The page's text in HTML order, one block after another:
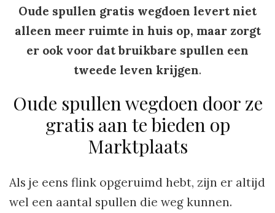
Oude spullen gratis wegdoen levert niet
alleen meer ruimte in huis op, maar zorgt
er ook voor dat bruikbare spullen een
tweede leven krijgen.
Oude spullen wegdoen door ze
gratis aan te bieden op
Marktplaats
Als je eens flink opgeruimd hebt, zijn er altijd
wel een aantal spullen die weg kunnen.